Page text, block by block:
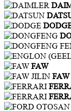
FAW